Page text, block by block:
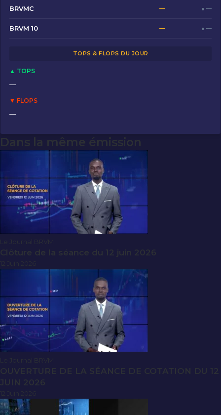
b
o
o
o
n
BRVMC — ● —
BRVM 10 — ● —
TOPS & FLOPS DU JOUR
▲ TOPS
—
▼ FLOPS
—
Dans la même émission
Le Journal BRVM
Clôture de la séance du 12 juin 2026
Le Journal BRVM
OUVERTURE DE LA SÉANCE DE COTATION DU 12
JUIN 2026